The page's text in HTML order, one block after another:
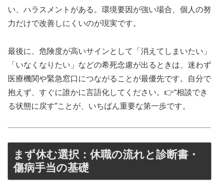
い、ハラスメントがある。環境要因が強い場合、個人の努
力だけで改善しにくいのが現実です。
最後に、危険度が高いサインとして「消えてしまいたい」
「いなくなりたい」などの希死念慮が出るときは、迷わず
医療機関や緊急窓口につながることが最優先です。自分で
抱えず、すぐに誰かに言語化してください。👉“相談でき
る状態に戻す”ことが、いちばん重要な第一歩です。
まず休む選択：休職の流れと診断書・
傷病手当の基礎